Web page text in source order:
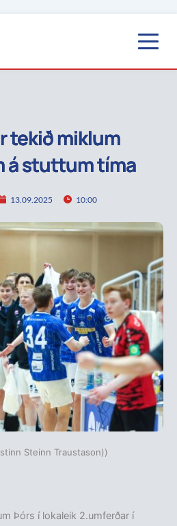
tekið miklum
á stuttum tíma
13.09.2025 10:00
Steinn Traustason))
Þórs í lokaleik 2.umferðar í